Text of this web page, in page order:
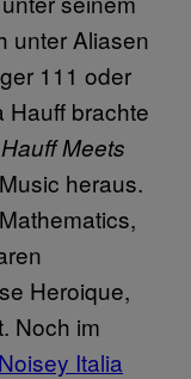
unter Aliasen
111 oder
Hauff brachte
Meets
heraus.
Heroique,
Noch im
Italia